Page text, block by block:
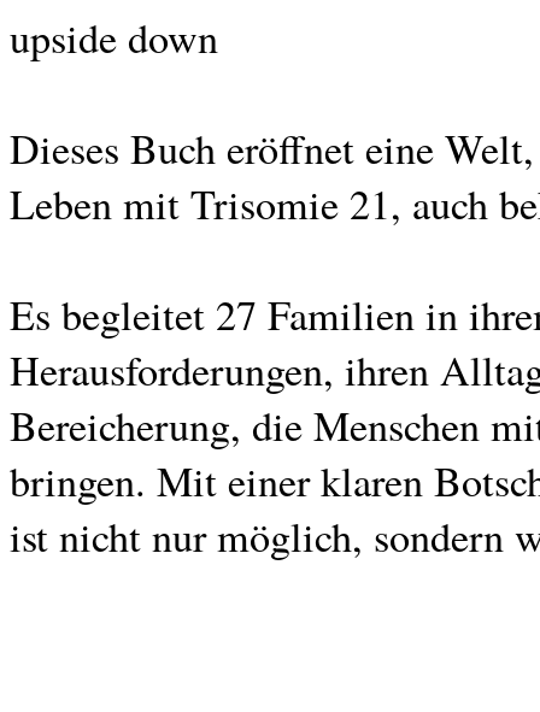
upside down
Dieses Buch eröffnet eine
Leben mit Trisomie 21, auch
Es begleitet 27 Familien in
Herausforderungen, ihren
Bereicherung, die Menschen
bringen. Mit einer klaren
ist nicht nur möglich, sondern